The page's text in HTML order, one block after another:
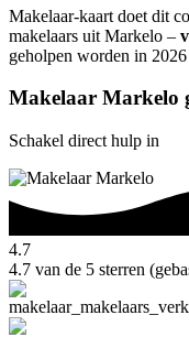
Makelaar-kaart doet dit
makelaars uit Markelo –
geholpen worden in 2026
Makelaar Markelo
Schakel direct hulp in
4.7
4.7 van de 5 sterren